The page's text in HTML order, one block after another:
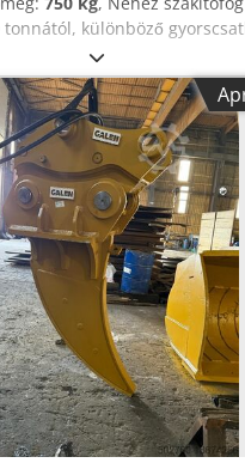
különböző
raktáron. Codpfxjydnu